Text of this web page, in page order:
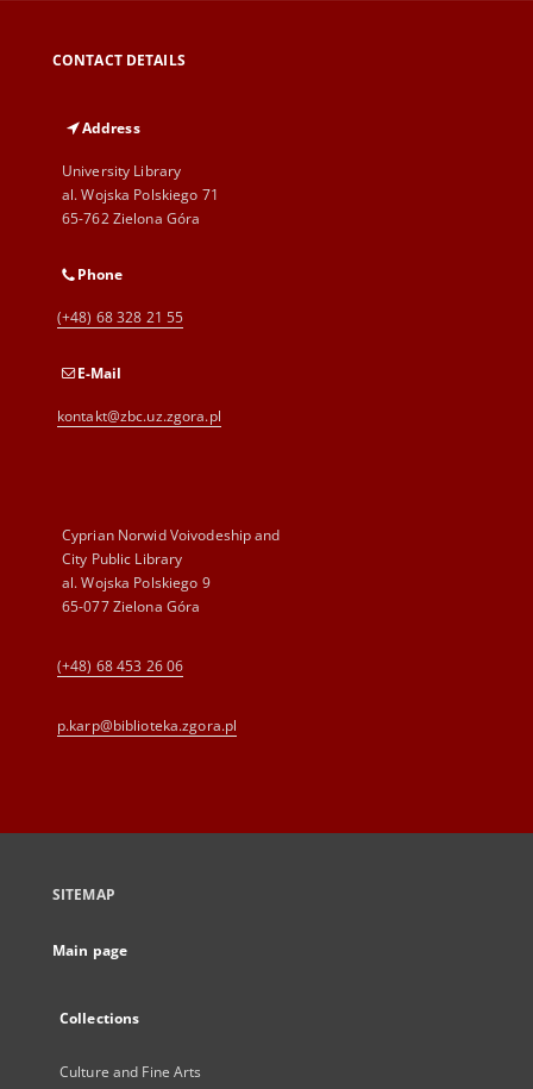
CONTACT DETAILS
Address
University Library
al. Wojska Polskiego 71
65-762 Zielona Góra
Phone
(+48) 68 328 21 55
E-Mail
kontakt@zbc.uz.zgora.pl
Cyprian Norwid Voivodeship and
City Public Library
al. Wojska Polskiego 9
65-077 Zielona Góra
(+48) 68 453 26 06
p.karp@biblioteka.zgora.pl
SITEMAP
Main page
Collections
Culture and Fine Arts